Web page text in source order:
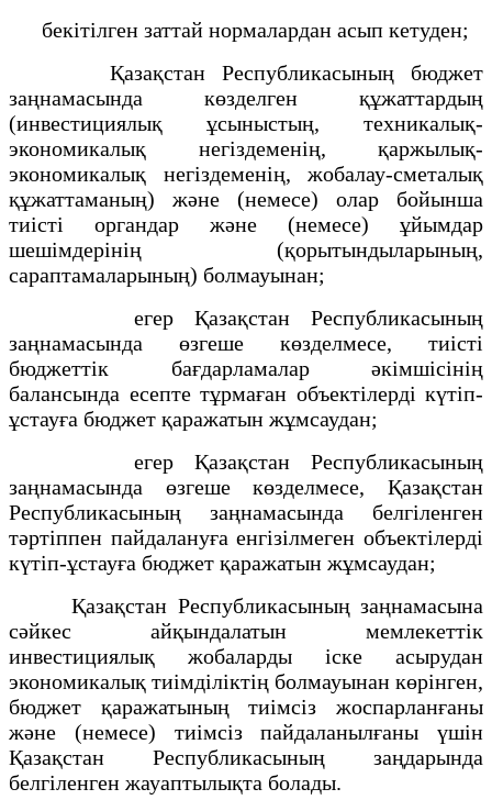
бекітілген заттай нормалардан асып кетуден;
Қазақстан Республикасының бюджет
заңнамасында көзделген құжаттардың
(инвестициялық ұсыныстың, техникалық-
экономикалық негіздеменің, қаржылық-
экономикалық негіздеменің, жобалау-сметалық
құжаттаманың) және (немесе) олар бойынша
тиісті органдар және (немесе) ұйымдар
шешімдерінің (қорытындыларының,
сараптамаларының) болмауынан;
егер Қазақстан Республикасының
заңнамасында өзгеше көзделмесе, тиісті
бюджеттік бағдарламалар әкімшісінің
балансында есепте тұрмаған объектілерді күтіп-
ұстауға бюджет қаражатын жұмсаудан;
егер Қазақстан Республикасының
заңнамасында өзгеше көзделмесе, Қазақстан
Республикасының заңнамасында белгіленген
тәртіппен пайдалануға енгізілмеген объектілерді
күтіп-ұстауға бюджет қаражатын жұмсаудан;
Қазақстан Республикасының заңнамасына
сәйкес айқындалатын мемлекеттік
инвестициялық жобаларды іске асырудан
экономикалық тиімділіктің болмауынан көрінген,
бюджет қаражатының тиімсіз жоспарланғаны
және (немесе) тиімсіз пайдаланылғаны үшін
Қазақстан Республикасының заңдарында
белгіленген жауаптылықта болады.